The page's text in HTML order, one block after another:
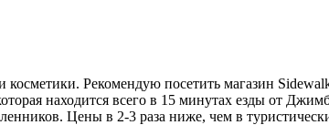
Рекомендую посетить магазин
находится всего в 15 минутах езды от
Цены в 2-3 раза ниже, чем в